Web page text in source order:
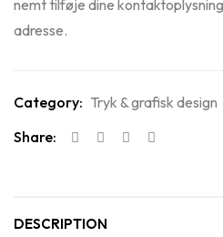
nemt tilføje dine
adresse.
Category: Tryk & grafisk design
Share:
DESCRIPTION